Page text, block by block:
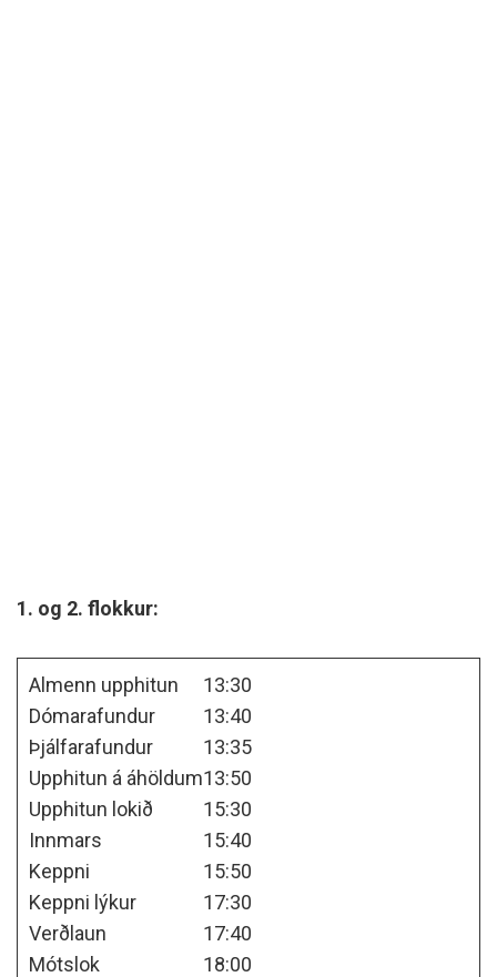
1. og 2. flokkur:
Almenn upphitun
13:30
Dómarafundur
13:40
Þjálfarafundur
13:35
Upphitun á áhöldum13:50
Upphitun lokið
15:30
Innmars
15:40
Keppni
15:50
Keppni lýkur
17:30
Verðlaun
17:40
Mótslok
18:00